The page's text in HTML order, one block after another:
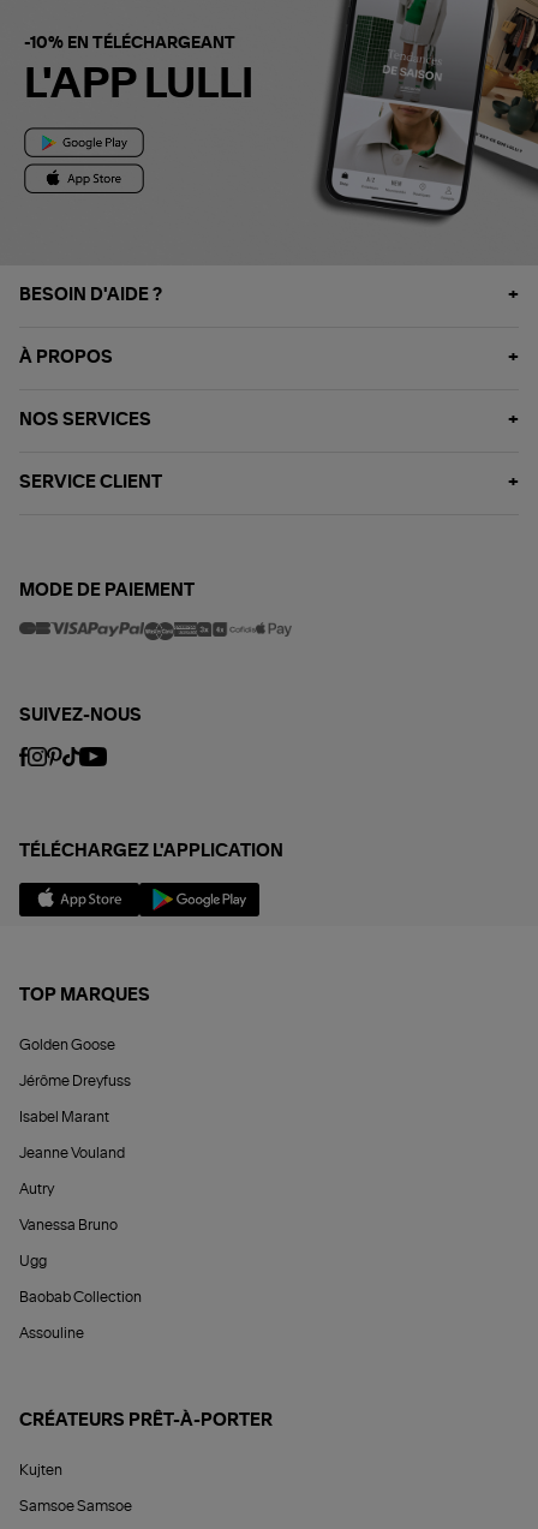
-10% EN TÉLÉCHARGEANT
L'APP LULLI
BESOIN D'AIDE ?
À PROPOS
NOS SERVICES
SERVICE CLIENT
MODE DE PAIEMENT
SUIVEZ-NOUS
TÉLÉCHARGEZ L'APPLICATION
TOP MARQUES
Golden Goose
Jérôme Dreyfuss
Isabel Marant
Jeanne Vouland
Autry
Vanessa Bruno
Ugg
Baobab Collection
Assouline
CRÉATEURS PRÊT-À-PORTER
Kujten
Samsoe Samsoe